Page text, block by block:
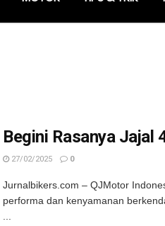
Begini Rasanya
27/02/2025 0
Jurnalbikers.com – QJMotor
performa dan kenyamanan